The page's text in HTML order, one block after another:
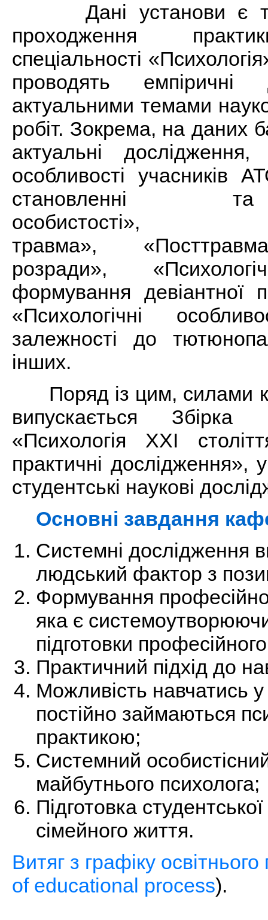
Дані установи є
проходження
спеціальності
проводять емпіричні
актуальними темами
робіт. Зокрема, на даних
актуальні дослідження,
особливості учасників
становленні
особистості»,
травма»,
розради»,
формування девіантної
«Психологічні
залежності до
інших.
Поряд із цим, силами
випускається Збірка
«Психологія ХХІ
практичні дослідження»,
студентські наукові
Основні завдання
Системні дослідження
людський фактор з
Формування
яка є
підготовки
Практичний підхід до
Можливість навчатись у
постійно займаються
практикою;
Системний
майбутнього психолога;
Підготовка
сімейного життя.
Витяг з графіку
of educational process).